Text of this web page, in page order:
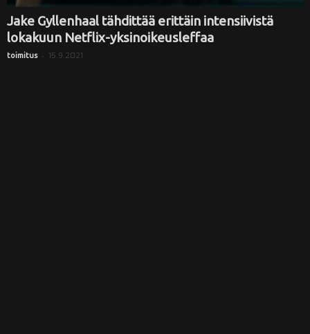
Jake Gyllenhaal tähdittää erittäin intensiivistä
lokakuun Netflix-yksinoikeusleffaa
toimitus - 15.9.2021